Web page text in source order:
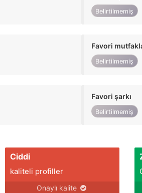
Belirtilmemiş
Favori
Belirtilmemiş
Favori şarkı
Belirtilmemiş
Ciddi
kaliteli profiller
Onaylı kalite